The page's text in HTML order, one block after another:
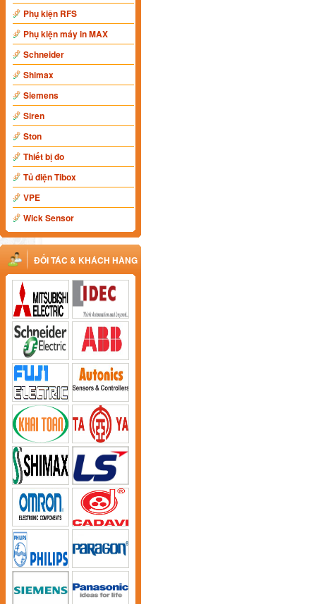
Phụ kiện RFS
Phụ kiện máy in MAX
Schneider
Shimax
Siemens
Siren
Ston
Thiết bị đo
Tủ điện Tibox
VPE
Wick Sensor
ĐỐI TÁC & KHÁCH HÀNG